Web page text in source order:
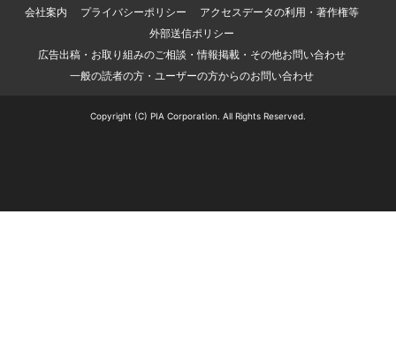
会社案内
プライバシーポリシー
アクセスデータの利用・著作権等
外部送信ポリシー
広告出稿・お取り組みのご相談・情報掲載・その他お問い合わせ
一般の読者の方・ユーザーの方からのお問い合わせ
Copyright (C) PIA Corporation. All Rights Reserved.